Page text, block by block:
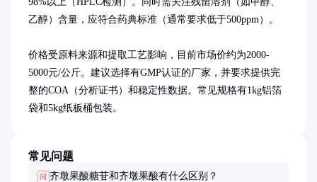
乙醇）含量，应符合药典标准（通常要求低于500ppm）。
价格受原料来源和提取工艺影响，目前市场价约为2000-
5000元/公斤。建议选择有GMP认证的厂家，并要求提供完
整的COA（分析证书）和稳定性数据。常见规格有1kg铝箔
袋和5kg纸板桶包装。
常见问题
问 齐墩果酸糖苷和齐墩果酸有什么区别？